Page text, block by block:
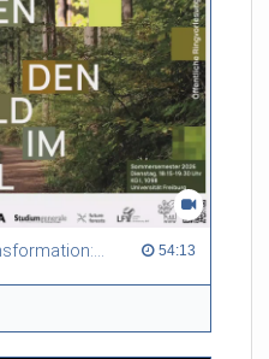
Between tradition and transformation: how owners, advisers and institutions co-create knowledge for resilient forests in Europe 54:13